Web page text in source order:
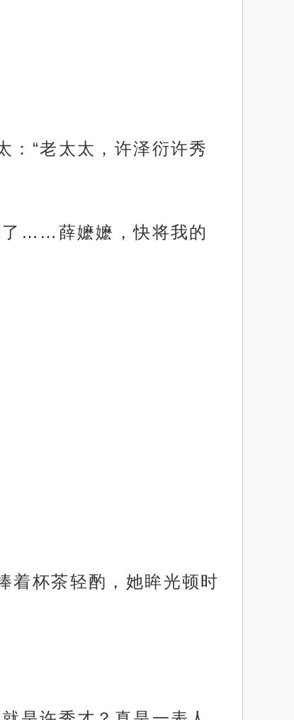
：“老太太，许泽衍许秀
了……薛嬷嬷，快将我的
着杯茶轻酌，她眸光顿时